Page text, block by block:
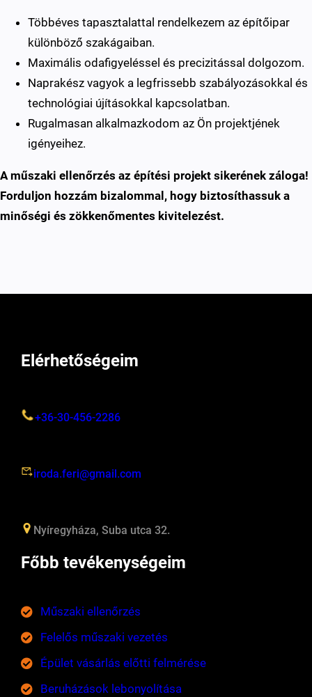
Többéves tapasztalattal rendelkezem az építőipar
különböző szakágaiban.
Maximális odafigyeléssel és precizitással dolgozom.
Naprakész vagyok a legfrissebb szabályozásokkal és
technológiai újításokkal kapcsolatban.
Rugalmasan alkalmazkodom az Ön projektjének
igényeihez.
A műszaki ellenőrzés az építési projekt sikerének záloga!
Forduljon hozzám bizalommal, hogy biztosíthassuk a
minőségi és zökkenőmentes kivitelezést.
Elérhetőségeim
+36-30-456-2286
iroda.feri@gmail.com
Nyíregyháza, Suba utca 32.
Főbb tevékenységeim
Műszaki ellenőrzés
Felelős műszaki vezetés
Épület vásárlás előtti felmérése
Beruházások lebonyolítása